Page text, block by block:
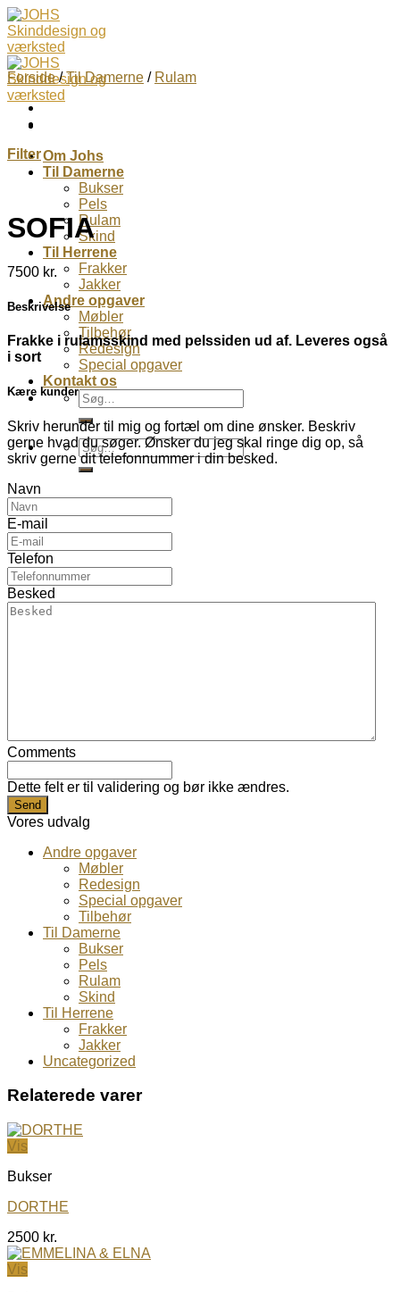
Skip
to
content
Om Johs
Til Damerne
Bukser
Pels
Rulam
Skind
Til Herrene
Frakker
Jakker
Andre opgaver
Møbler
Tilbehør
Redesign
Special opgaver
Kontakt os
Søg
efter:
Søg
efter:
Forside / Til Damerne / Rulam
Filter
SOFIA
7500 kr.
Beskrivelse
Frakke i rulamsskind med pelssiden ud af. Leveres også
i sort
Kære kunder
Skriv herunder til mig og fortæl om dine ønsker. Beskriv
gerne hvad du søger. Ønsker du jeg skal ringe dig op, så
skriv gerne dit telefonnummer i din besked.
Navn
E-mail
Telefon
Besked
Comments
Dette felt er til validering og bør ikke ændres.
Vores udvalg
Andre opgaver
Møbler
Redesign
Special opgaver
Tilbehør
Til Damerne
Bukser
Pels
Rulam
Skind
Til Herrene
Frakker
Jakker
Uncategorized
Relaterede varer
Vis
Bukser
DORTHE
2500 kr.
Vis